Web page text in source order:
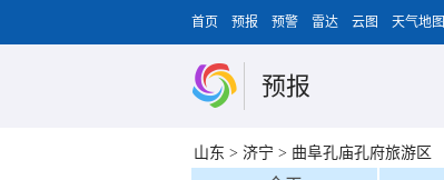
首页 预报 预警 雷达 云图 天气地图
预报
山东 > 济宁 > 曲阜孔庙孔府旅游区